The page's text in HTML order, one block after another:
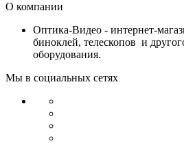
О компании
Оптика-Видео - интернет-
биноклей, телескопов и
оборудования.
Мы в социальных сетях